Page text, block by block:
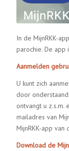
In de MijnRKK-
parochie. De app
Aanmelden
U kunt zich
door
ontvangt u
mailadres van
MijnRKK-app van
Download de